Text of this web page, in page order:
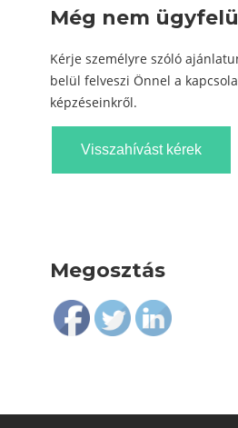
Még nem
Kérje személyre szóló
belül felveszi Önnel a
képzéseinkről.
Visszahívást kérek
Megosztás
Follow